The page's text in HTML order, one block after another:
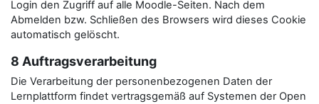
Login den Zugriff auf alle Moodle-Seiten. Nach dem
Abmelden bzw. Schließen des Browsers wird dieses Cookie
automatisch gelöscht.
8 Auftragsverarbeitung
Die Verarbeitung der personenbezogenen Daten der
Lernplattform findet vertragsgemäß auf Systemen der Open